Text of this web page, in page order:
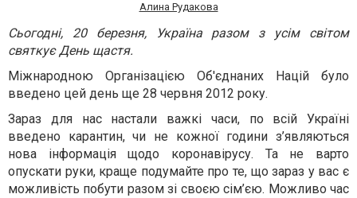
Алина Рудакова
Сьогодні, 20 березня, Україна разом з усім світом
святкує День щастя.
Міжнародною Організацією Об'єднаних Націй було
введено цей день ще 28 червня 2012 року.
Зараз для нас настали важкі часи, по всій Україні
введено карантин, чи не кожної години з’являються
нова інформація щодо коронавірусу. Та не варто
опускати руки, краще подумайте про те, що зараз у вас є
можливість побути разом зі своєю сім’єю. Можливо час